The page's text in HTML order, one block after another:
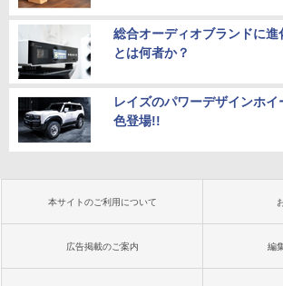
総合オーディオブランドに
とは何者か？
レイズのパワーデザインホ
色登場!!
本サイトのご利用について
広告掲載のご案内 編